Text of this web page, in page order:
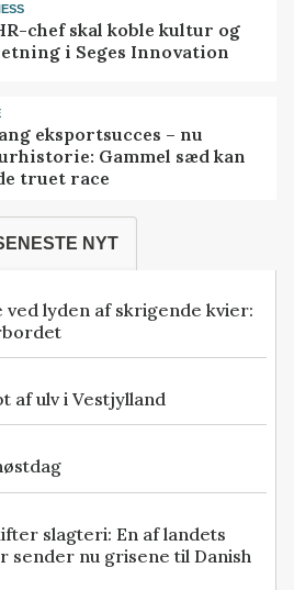
chef skal koble kultur og
i Seges Innovation
eksportsucces – nu
Gammel sæd kan
truet race
NYT
ved lyden af skrigende kvier:
af ulv i Vestjylland
slagteri: En af landets
sender nu grisene til Danish